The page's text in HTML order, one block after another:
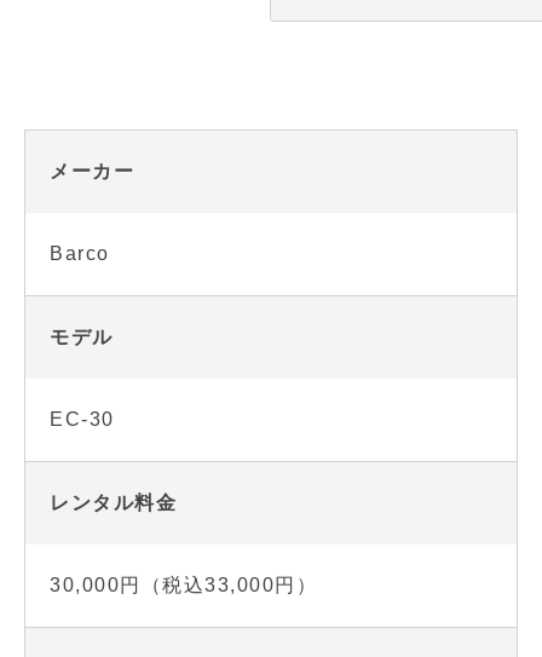
メーカー
Barco
モデル
EC-30
レンタル料金
30,000円（税込33,000円）